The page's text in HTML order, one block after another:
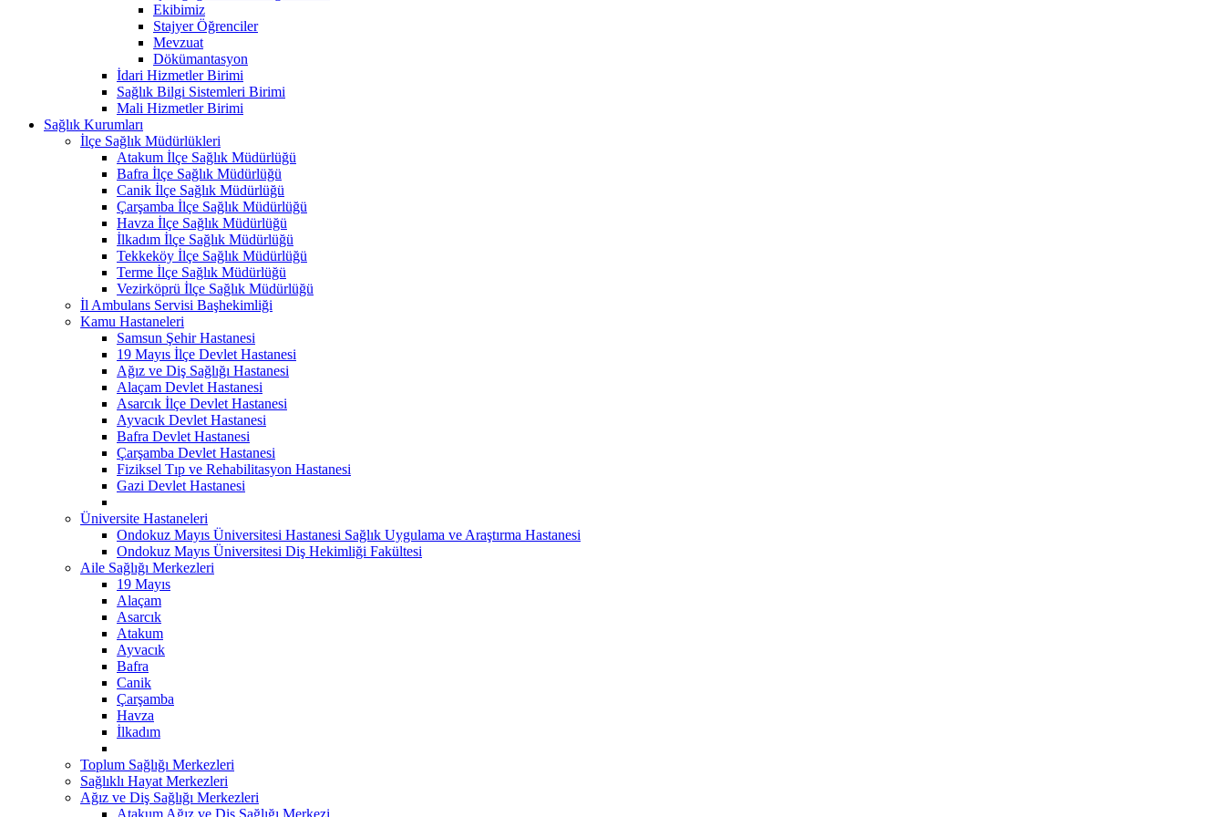
Ekibimiz
Stajyer Öğrenciler
Mevzuat
Dökümantasyon
İdari Hizmetler Birimi
Sağlık Bilgi Sistemleri Birimi
Mali Hizmetler Birimi
Sağlık Kurumları
İlçe Sağlık Müdürlükleri
Atakum İlçe Sağlık Müdürlüğü
Bafra İlçe Sağlık Müdürlüğü
Canik İlçe Sağlık Müdürlüğü
Çarşamba İlçe Sağlık Müdürlüğü
Havza İlçe Sağlık Müdürlüğü
İlkadım İlçe Sağlık Müdürlüğü
Tekkeköy İlçe Sağlık Müdürlüğü
Terme İlçe Sağlık Müdürlüğü
Vezirköprü İlçe Sağlık Müdürlüğü
İl Ambulans Servisi Başhekimliği
Kamu Hastaneleri
Samsun Şehir Hastanesi
19 Mayıs İlçe Devlet Hastanesi
Ağız ve Diş Sağlığı Hastanesi
Alaçam Devlet Hastanesi
Asarcık İlçe Devlet Hastanesi
Ayvacık Devlet Hastanesi
Bafra Devlet Hastanesi
Çarşamba Devlet Hastanesi
Fiziksel Tıp ve Rehabilitasyon Hastanesi
Gazi Devlet Hastanesi
Üniversite Hastaneleri
Ondokuz Mayıs Üniversitesi Hastanesi Sağlık Uygulama ve Araştırma Hastanesi
Ondokuz Mayıs Üniversitesi Diş Hekimliği Fakültesi
Aile Sağlığı Merkezleri
19 Mayıs
Alaçam
Asarcık
Atakum
Ayvacık
Bafra
Canik
Çarşamba
Havza
İlkadım
Toplum Sağlığı Merkezleri
Sağlıklı Hayat Merkezleri
Ağız ve Diş Sağlığı Merkezleri
Atakum Ağız ve Diş Sağlığı Merkezi